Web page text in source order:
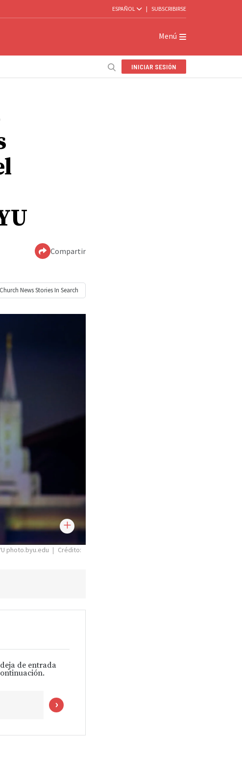
ESPAÑOL | SUBSCRIBIRSE
Menú
INICIAR SESIÓN
Compartir
Church NewsStories In Search
photo.byu.edu
Crédito:
de entrada